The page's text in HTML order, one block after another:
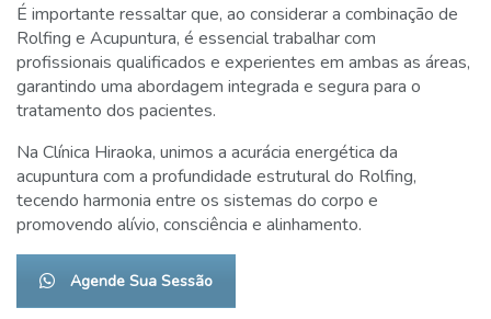
É importante ressaltar que, ao considerar a combinação de
Rolfing e Acupuntura, é essencial trabalhar com
profissionais qualificados e experientes em ambas as áreas,
garantindo uma abordagem integrada e segura para o
tratamento dos pacientes.
Na Clínica Hiraoka, unimos a acurácia energética da
acupuntura com a profundidade estrutural do Rolfing,
tecendo harmonia entre os sistemas do corpo e
promovendo alívio, consciência e alinhamento.
Agende Sua Sessão